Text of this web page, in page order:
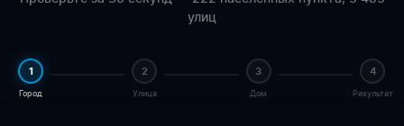
улиц
1
Город
2
Улица
3
Дом
4
Результат